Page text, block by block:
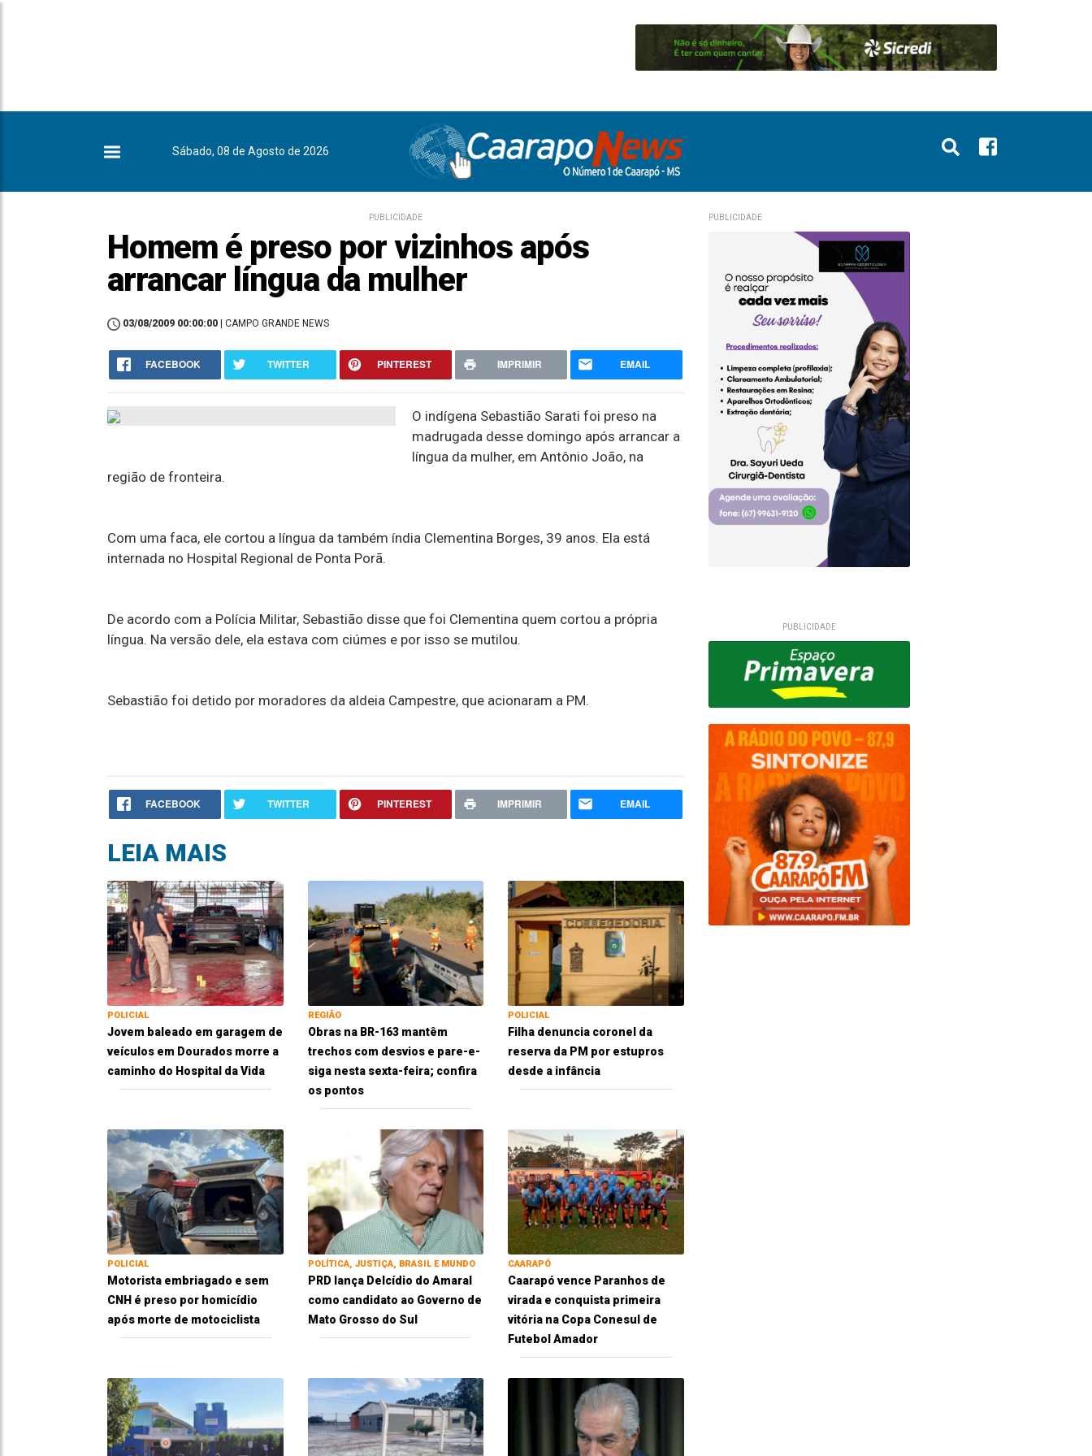
Sábado, 08 de Agosto de 2026
PUBLICIDADE
Homem é preso por vizinhos após
arrancar língua da mulher
03/08/2009 00:00:00 | CAMPO GRANDE NEWS
FACEBOOK TWITTER PINTEREST IMPRIMIR EMAIL
O indígena Sebastião Sarati foi preso na
madrugada desse domingo após arrancar a
língua da mulher, em Antônio João, na
região de fronteira.
Com uma faca, ele cortou a língua da também índia Clementina Borges, 39 anos. Ela está
internada no Hospital Regional de Ponta Porã.
De acordo com a Polícia Militar, Sebastião disse que foi Clementina quem cortou a própria
língua. Na versão dele, ela estava com ciúmes e por isso se mutilou.
Sebastião foi detido por moradores da aldeia Campestre, que acionaram a PM.
FACEBOOK TWITTER PINTEREST IMPRIMIR EMAIL
LEIA MAIS
POLICIAL
Jovem baleado em garagem de
veículos em Dourados morre a
caminho do Hospital da Vida
REGIÃO
Obras na BR-163 mantêm
trechos com desvios e pare-e-
siga nesta sexta-feira; confira
os pontos
POLICIAL
Filha denuncia coronel da
reserva da PM por estupros
desde a infância
POLICIAL
Motorista embriagado e sem
CNH é preso por homicídio
após morte de motociclista
POLÍTICA, JUSTIÇA, BRASIL E MUNDO
PRD lança Delcídio do Amaral
como candidato ao Governo de
Mato Grosso do Sul
CAARAPÓ
Caarapó vence Paranhos de
virada e conquista primeira
vitória na Copa Conesul de
Futebol Amador
PUBLICIDADE
PUBLICIDADE